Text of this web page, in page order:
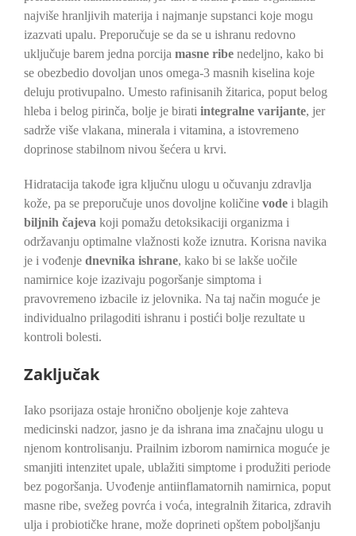
najviše hranljivih materija i najmanje supstanci koje mogu
izazvati upalu. Preporučuje se da se u ishranu redovno
uključuje barem jedna porcija masne ribe nedeljno, kako bi
se obezbedio dovoljan unos omega-3 masnih kiselina koje
deluju protivupalno. Umesto rafinisanih žitarica, poput belog
hleba i belog pirinča, bolje je birati integralne varijante, jer
sadrže više vlakana, minerala i vitamina, a istovremeno
doprinose stabilnom nivou šećera u krvi.
Hidratacija takođe igra ključnu ulogu u očuvanju zdravlja
kože, pa se preporučuje unos dovoljne količine vode i blagih
biljnih čajeva koji pomažu detoksikaciji organizma i
održavanju optimalne vlažnosti kože iznutra. Korisna navika
je i vođenje dnevnika ishrane, kako bi se lakše uočile
namirnice koje izazivaju pogoršanje simptoma i
pravovremeno izbacile iz jelovnika. Na taj način moguće je
individualno prilagoditi ishranu i postići bolje rezultate u
kontroli bolesti.
Zaključak
Iako psorijaza ostaje hronično oboljenje koje zahteva
medicinski nadzor, jasno je da ishrana ima značajnu ulogu u
njenom kontrolisanju. Prailnim izborom namirnica moguće je
smanjiti intenzitet upale, ublažiti simptome i produžiti periode
bez pogoršanja. Uvođenje antiinflamatornih namirnica, poput
masne ribe, svežeg povrća i voća, integralnih žitarica, zdravih
ulja i probiotičke hrane, može doprineti opštem poboljšanju